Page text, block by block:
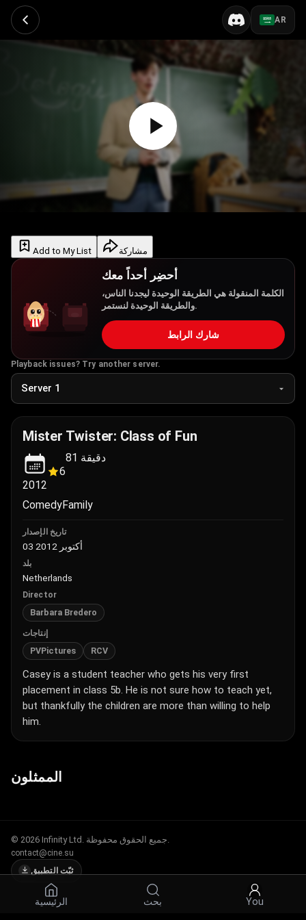
AR
الرئيسية بحث You
Add to My List مشاركة
أحضِر أحداً معك
الكلمة المنقولة هي الطريقة الوحيدة ليجدنا الناس،
والطريقة الوحيدة لنستمر.
شارك الرابط
Playback issues? Try another server.
Mister Twister: Class of Fun
2012
6
81 دقيقة
ComedyFamily
تاريخ الإصدار
03 أكتوبر 2012
بلد
Netherlands
Director
Barbara Bredero
إنتاجات
PVPictures RCV
Casey is a student teacher who gets his very first
placement in class 5b. He is not sure how to teach yet,
but thankfully the children are more than willing to help
him.
الممثلون
ثبّت التطبيق
contact@cine.su